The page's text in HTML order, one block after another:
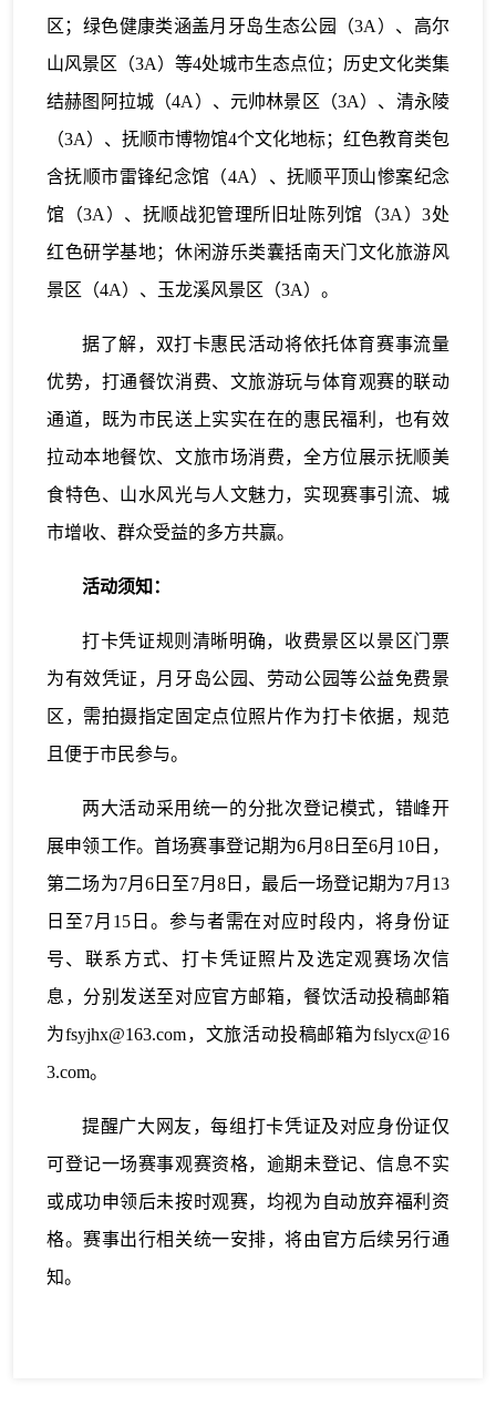
区；绿色健康类涵盖月牙岛生态公园（3A）、高尔
山风景区（3A）等4处城市生态点位；历史文化类集
结赫图阿拉城（4A）、元帅林景区（3A）、清永陵
（3A）、抚顺市博物馆4个文化地标；红色教育类包
含抚顺市雷锋纪念馆（4A）、抚顺平顶山惨案纪念
馆（3A）、抚顺战犯管理所旧址陈列馆（3A）3处
红色研学基地；休闲游乐类囊括南天门文化旅游风
景区（4A）、玉龙溪风景区（3A）。
据了解，双打卡惠民活动将依托体育赛事流量
优势，打通餐饮消费、文旅游玩与体育观赛的联动
通道，既为市民送上实实在在的惠民福利，也有效
拉动本地餐饮、文旅市场消费，全方位展示抚顺美
食特色、山水风光与人文魅力，实现赛事引流、城
市增收、群众受益的多方共赢。
活动须知：
打卡凭证规则清晰明确，收费景区以景区门票
为有效凭证，月牙岛公园、劳动公园等公益免费景
区，需拍摄指定固定点位照片作为打卡依据，规范
且便于市民参与。
两大活动采用统一的分批次登记模式，错峰开
展申领工作。首场赛事登记期为6月8日至6月10日，
第二场为7月6日至7月8日，最后一场登记期为7月13
日至7月15日。参与者需在对应时段内，将身份证
号、联系方式、打卡凭证照片及选定观赛场次信
息，分别发送至对应官方邮箱，餐饮活动投稿邮箱
为fsyjhx@163.com，文旅活动投稿邮箱为fslycx@16
3.com。
提醒广大网友，每组打卡凭证及对应身份证仅
可登记一场赛事观赛资格，逾期未登记、信息不实
或成功申领后未按时观赛，均视为自动放弃福利资
格。赛事出行相关统一安排，将由官方后续另行通
知。